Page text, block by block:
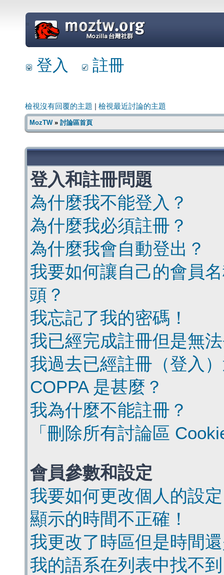
=
登入 註冊
檢視沒有回覆的主題 檢視最近討論的主題
MozTW» 討論區首頁
登入和註冊問題
為什麼我不能登入？
為什麼我必須註冊？
為什麼我會自動登出？
我要如何讓自己的會員
頭？
我忘記了我的密碼！
我已經完成註冊但是無
我過去已經註冊（登入
COPPA 是甚麼？
我為什麼不能註冊？
「刪除所有討論區
會員參數和設定
我要如何更改個人的設
顯示的時間不正確！
我更改了時區但是時間
我的語系在列表中找不